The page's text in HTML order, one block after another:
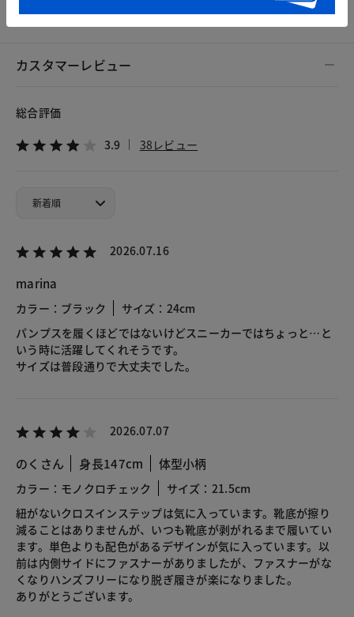
カスタマーレビュー
総合評価
3.9 38レビュー
2026.07.16
marina
カラー：ブラック
サイズ：24cm
パンプスを履くほどではないけどスニーカーではちょっと…と
いう時に活躍してくれそうです。
サイズは普段通りで大丈夫でした。
2026.07.07
のくさん 身長147cm 体型小柄
カラー：モノクロチェック
サイズ：21.5cm
紐がないクロスインステップは気に入っています。靴底が擦り
減ることはありませんが、いつも靴底が剥がれるまで履いてい
ます。単色よりも配色があるデザインが気に入っています。以
前は内側サイドにファスナーがありましたが、ファスナーがな
くなりハンズフリーになり脱ぎ履きが楽になりました。
ありがとうございます。